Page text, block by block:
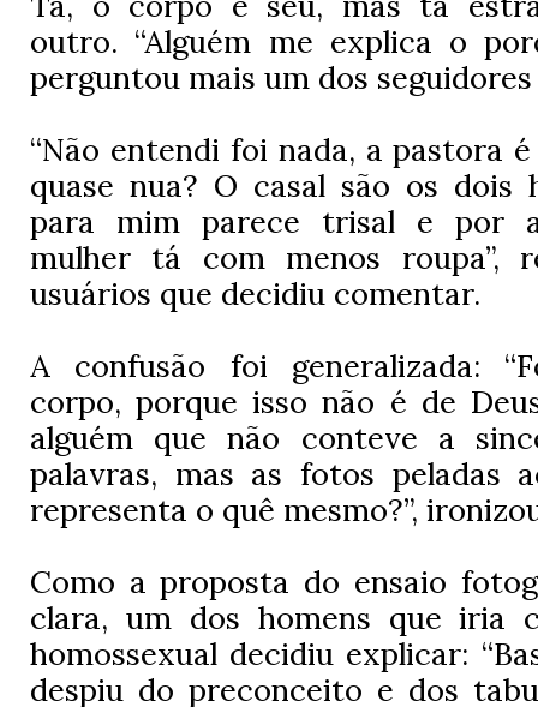
outro. “Alguém me explica o
perguntou mais um dos
“Não entendi foi nada, a pastora
quase nua? O casal são os dois
para mim parece trisal e por
mulher tá com menos roupa”,
usuários que decidiu comentar.
A confusão foi generalizada:
corpo, porque isso não é de
alguém que não conteve a
palavras, mas as fotos peladas
representa o quê mesmo?”,
Como a proposta do ensaio
clara, um dos homens que iria
homossexual decidiu explicar:
despiu do preconceito e dos